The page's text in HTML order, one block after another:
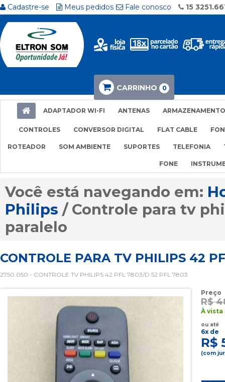
Cadastre-se Meus pedidos Fale conosco 15
CARRINHO 0
ADAPTADOR WI-FI ANTENAS ARMAZENAMENTO
CONTROLES CONVERSOR DIGITAL FLAT CABLE
ROTEADOR SOM AMBIENTE SUPORTES TELEFONIA
FONE
Philips
Controle para tv
paralelo
CONTROLE PARA TV PHILIPS 42
2750.050 - CONTROLE TV PHILIPS 42 PFL 7803/D 52 PFL 7803
Preço
R$
À
ou até
6x de
R$
(com